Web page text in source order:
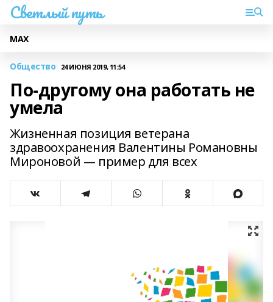
Светлый путь
МАХ
Общество 24 ИЮНЯ 2019, 11:54
По-другому она работать не
умела
Жизненная позиция ветерана
здравоохранения Валентины Романовны
Мироновой — пример для всех